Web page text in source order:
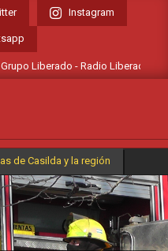
Instagram
Liberado - Radio Liberada
de Casilda y la región